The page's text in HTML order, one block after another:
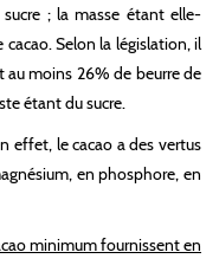
; la masse étant elle-
Selon la législation, il
moins 26% de beurre de
étant du sucre.
effet, le cacao a des vertus
en phosphore, en
minimum fournissent en